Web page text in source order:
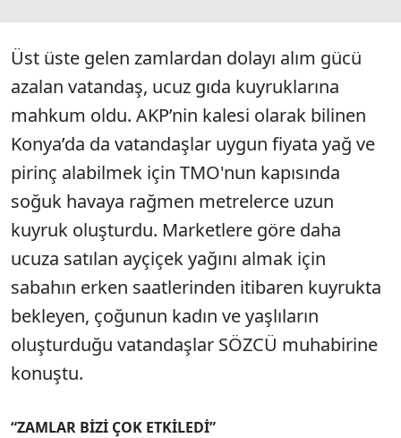
Üst üste gelen zamlardan dolayı alım gücü
azalan vatandaş, ucuz gıda kuyruklarına
mahkum oldu. AKP’nin kalesi olarak bilinen
Konya’da da vatandaşlar uygun fiyata yağ ve
pirinç alabilmek için TMO'nun kapısında
soğuk havaya rağmen metrelerce uzun
kuyruk oluşturdu. Marketlere göre daha
ucuza satılan ayçiçek yağını almak için
sabahın erken saatlerinden itibaren kuyrukta
bekleyen, çoğunun kadın ve yaşlıların
oluşturduğu vatandaşlar SÖZCÜ muhabirine
konuştu.
“ZAMLAR BİZİ ÇOK ETKİLEDİ”